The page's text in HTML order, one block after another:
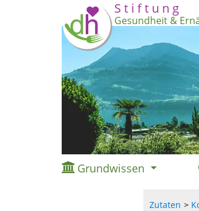
S t i f t u n g
Gesundheit &
Grundwissen
Zutaten